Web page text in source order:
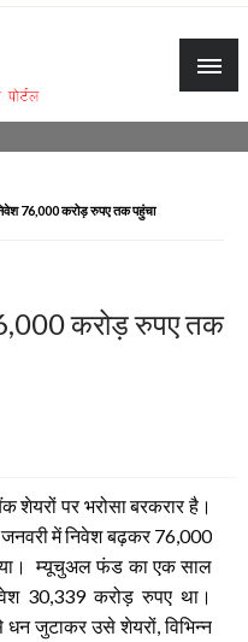
76,000 करोड़ रुपए तक पहुंचा
करोड़ रुपए तक
पर भरोसा बरकरार है।
में निवेश बढ़कर 76,000
म्यूचुअल फंड का एक साल
30,339 करोड़ रुपए था।
जुटाकर उसे शेयरों, विभिन्न